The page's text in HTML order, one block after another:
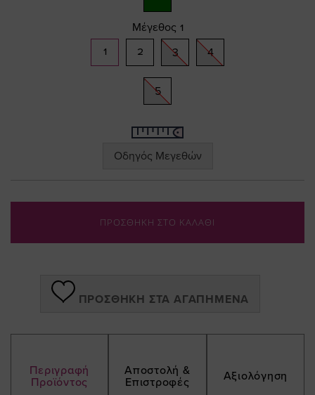
Μέγεθος 1
1
2 3 4
5
Οδηγός Μεγεθών
ΠΡΟΣΘΗΚΗ ΣΤΟ ΚΑΛΑΘΙ
ΠΡΟΣΘΉΚΗ ΣΤΑ ΑΓΑΠΗΜΈΝΑ
Περιγραφή
Προϊόντος
Αποστολή &
Επιστροφές
Αξιολόγηση